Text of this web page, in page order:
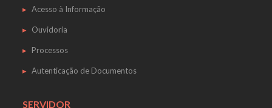
Acesso à Informação
Ouvidoria
Processos
Autenticação de Documentos
SERVIDOR